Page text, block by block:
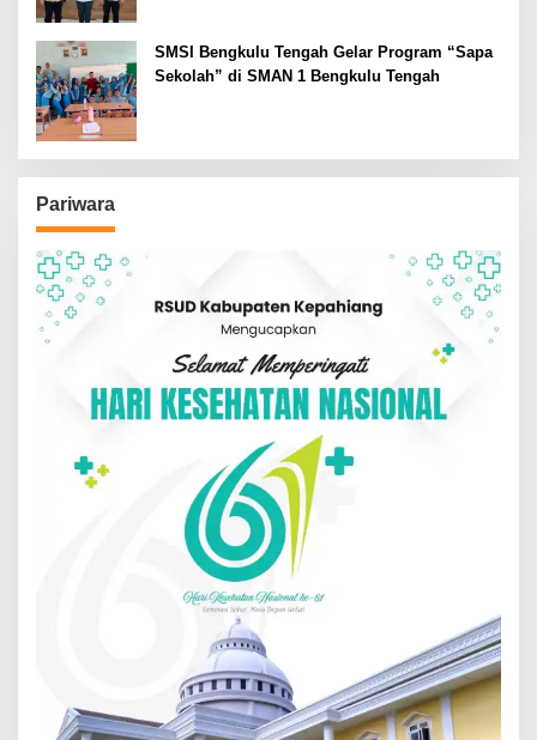
SMSI Bengkulu Tengah Gelar Program “Sapa
Sekolah” di SMAN 1 Bengkulu Tengah
Pariwara